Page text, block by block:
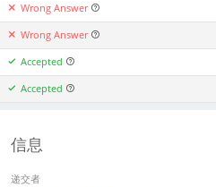
Wrong Answer
Wrong Answer
Accepted
Accepted
信息
递交者